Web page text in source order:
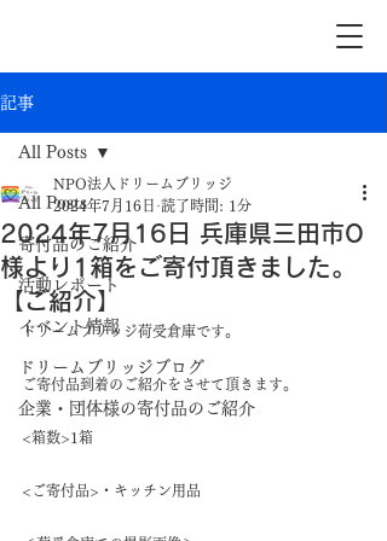
記事
All Posts
寄付品のご紹介
活動レポート
イベント情報
ドリームブリッジブログ
企業・団体様の寄付品のご紹介
All Posts
2024年7月16日 兵庫県三田市O
様より1箱をご寄付頂きました。
【ご紹介】
NPO法人ドリームブリッジ
2024年7月16日 読了時間: 1分
ドリームブリッジ荷受倉庫です。
ご寄付品到着のご紹介をさせて頂きます。
<箱数>1箱
<ご寄付品>・キッチン用品